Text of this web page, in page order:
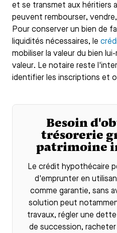
et se transmet aux héritiers
peuvent rembourser,
Pour conserver un bien de
liquidités nécessaires, le
mobiliser la valeur du bien
valeur. Le notaire reste
identifier les inscriptions et
Besoin
trésorerie
patrimoine
Le crédit hypothécaire
d'emprunter en
comme garantie, sans
solution peut
travaux, régler une
de succession,